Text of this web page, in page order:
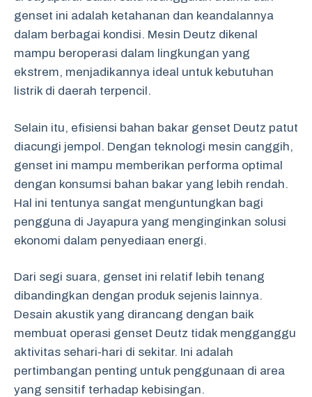
genset ini adalah ketahanan dan keandalannya
dalam berbagai kondisi. Mesin Deutz dikenal
mampu beroperasi dalam lingkungan yang
ekstrem, menjadikannya ideal untuk kebutuhan
listrik di daerah terpencil.
Selain itu, efisiensi bahan bakar genset Deutz patut
diacungi jempol. Dengan teknologi mesin canggih,
genset ini mampu memberikan performa optimal
dengan konsumsi bahan bakar yang lebih rendah.
Hal ini tentunya sangat menguntungkan bagi
pengguna di Jayapura yang menginginkan solusi
ekonomi dalam penyediaan energi.
Dari segi suara, genset ini relatif lebih tenang
dibandingkan dengan produk sejenis lainnya.
Desain akustik yang dirancang dengan baik
membuat operasi genset Deutz tidak mengganggu
aktivitas sehari-hari di sekitar. Ini adalah
pertimbangan penting untuk penggunaan di area
yang sensitif terhadap kebisingan.